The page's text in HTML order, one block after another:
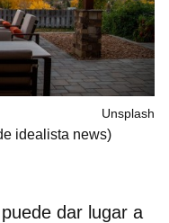
Unsplash
idealista news)
dar lugar a